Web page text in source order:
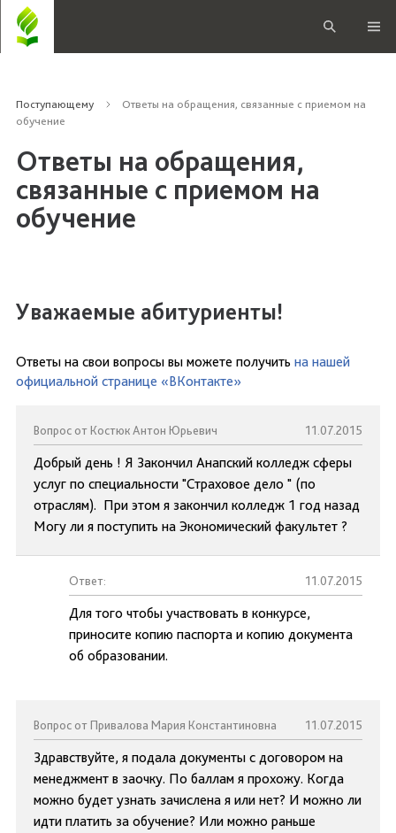
Поступающему
Ответы на обращения, связанные с приемом на
обучение
Ответы на обращения,
связанные с приемом на
обучение
Уважаемые абитуриенты!
Ответы на свои вопросы вы можете получить на нашей
официальной странице «ВКонтакте»
Вопрос от Костюк Антон Юрьевич 11.07.2015
Добрый день ! Я Закончил Анапский колледж сферы
услуг по специальности "Страховое дело " (по
отраслям). При этом я закончил колледж 1 год назад
Могу ли я поступить на Экономический факультет ?
Ответ: 11.07.2015
Для того чтобы участвовать в конкурсе,
приносите копию паспорта и копию документа
об образовании.
Вопрос от Привалова Мария Константиновна 11.07.2015
Здравствуйте, я подала документы с договором на
менеджмент в заочку. По баллам я прохожу. Когда
можно будет узнать зачислена я или нет? И можно ли
идти платить за обучение? Или можно раньше